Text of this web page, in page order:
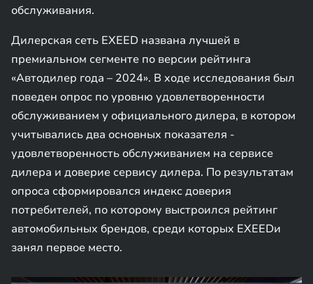
обслуживания.
Дилерская сеть EXEED названа лучшей в
премиальном сегменте по версии рейтинга
«Автодилер года – 2024». В ходе исследования был
поведен опрос по уровню удовлетворенности
обслуживанием у официального дилера, в котором
учитывались два основных показателя -
удовлетворенность обслуживанием на сервисе
дилера и доверие сервису дилера. По результатам
опроса сформировался индекс доверия
потребителей, по которому выстроился рейтинг
автомобильных брендов, среди которых EXEEDи
занял первое место.